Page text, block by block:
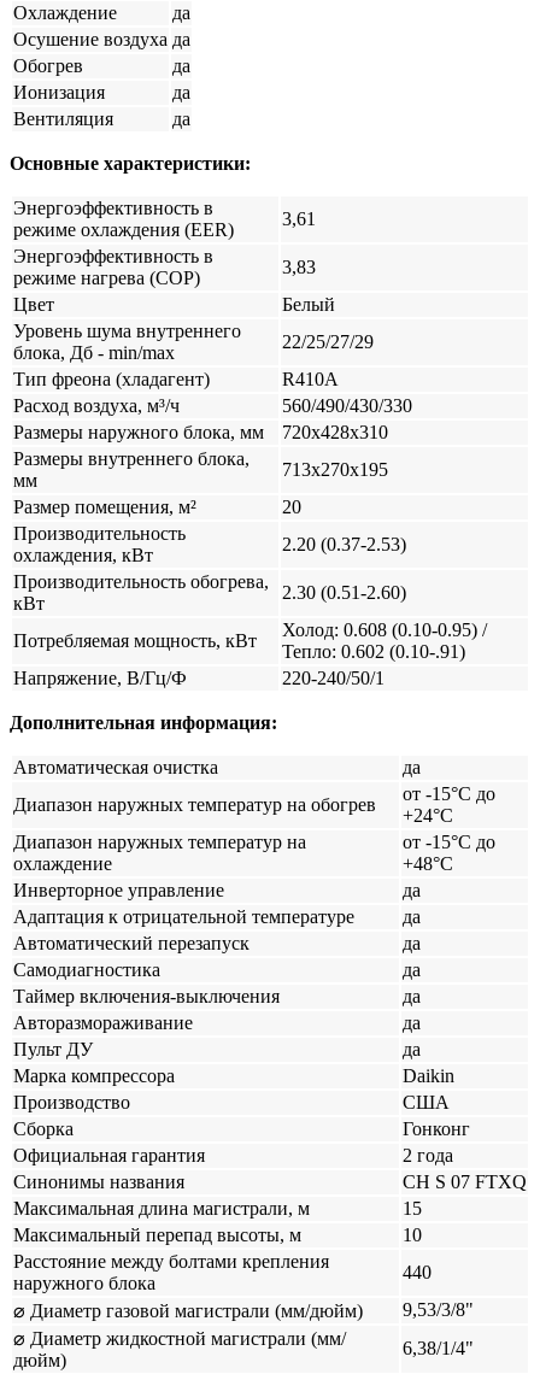
Охлаждение
да
Осушение воздуха да
Обогрев
да
Ионизация
да
Вентиляция
да
Основные характеристики:
Энергоэффективность в
режиме охлаждения (EER)
3,61
Энергоэффективность в
режиме нагрева (COP)
3,83
Цвет
Белый
Уровень шума внутреннего
блока, Дб - min/max
22/25/27/29
Тип фреона (хладагент)
R410A
Расход воздуха, м³/ч
560/490/430/330
Размеры наружного блока, мм
720х428х310
Размеры внутреннего блока,
мм
713х270х195
Размер помещения, м²
20
Производительность
охлаждения, кВт
2.20 (0.37-2.53)
Производительность обогрева,
кВт
2.30 (0.51-2.60)
Потребляемая мощность, кВт
Холод: 0.608 (0.10-0.95) /
Тепло: 0.602 (0.10-.91)
Напряжение, В/Гц/Ф
220-240/50/1
Дополнительная информация:
Автоматическая очистка
да
Диапазон наружных температур на обогрев
от -15°С до
+24°С
Диапазон наружных температур на
охлаждение
от -15°С до
+48°С
Инверторное управление
да
Адаптация к отрицательной температуре
да
Автоматический перезапуск
да
Cамодиагностика
да
Таймер включения-выключения
да
Авторазмораживание
да
Пульт ДУ
да
Марка компрессора
Daikin
Производство
США
Сборка
Гонконг
Официальная гарантия
2 года
Синонимы названия
CH S 07 FTXQ
Максимальная длина магистрали, м
15
Максимальный перепад высоты, м
10
Расстояние между болтами крепления
наружного блока
440
⌀ Диаметр газовой магистрали (мм/дюйм)
9,53/3/8"
⌀ Диаметр жидкостной магистрали (мм/
дюйм)
6,38/1/4"